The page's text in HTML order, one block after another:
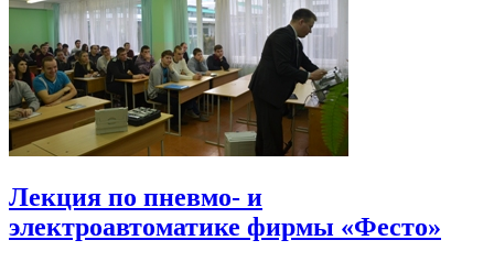
Лекция по пневмо- и
электроавтоматике фирмы «Фесто»